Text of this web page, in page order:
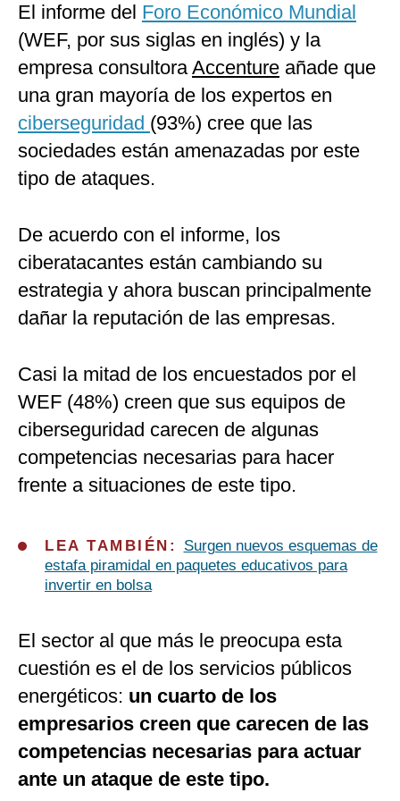
El informe del Foro Económico Mundial
(WEF, por sus siglas en inglés) y la
empresa consultoraAccenture añade que
una gran mayoría de los expertos en
ciberseguridad (93%) cree que las
sociedades están amenazadas por este
tipo de ataques.
De acuerdo con el informe, los
ciberatacantes están cambiando su
estrategia y ahora buscan principalmente
dañar la reputación de las empresas.
Casi la mitad de los encuestados por el
WEF (48%) creen que sus equipos de
ciberseguridad carecen de algunas
competencias necesarias para hacer
frente a situaciones de este tipo.
LEA TAMBIÉN: Surgen nuevos esquemas de
estafa piramidal en paquetes educativos para
invertir en bolsa
El sector al que más le preocupa esta
cuestión es el de los servicios públicos
energéticos: un cuarto de los
empresarios creen que carecen de las
competencias necesarias para actuar
ante un ataque de este tipo.